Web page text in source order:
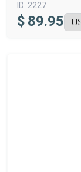
ID: 2227
$ 89.95